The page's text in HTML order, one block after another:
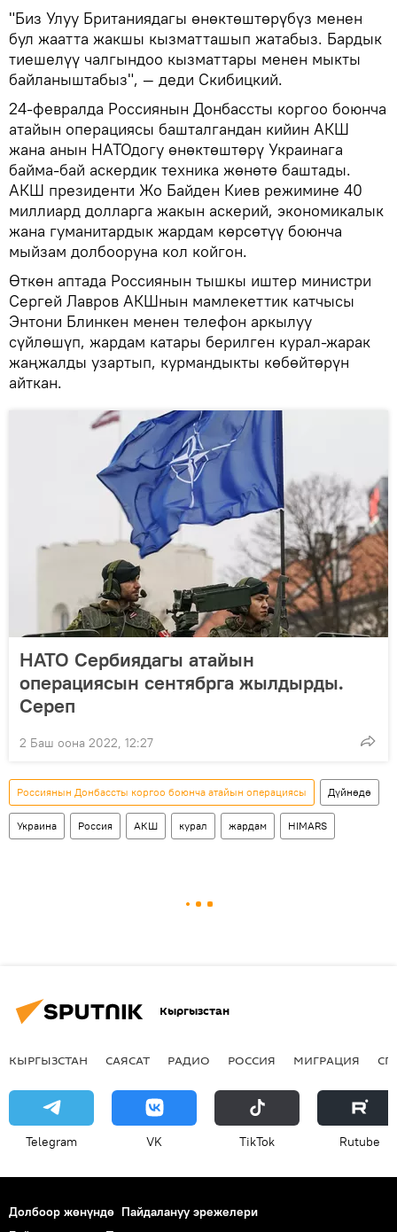
"Биз Улуу Британиядагы өнөктөштөрүбүз менен
бул жаатта жакшы кызматташып жатабыз. Бардык
тиешелүү чалгындоо кызматтары менен мыкты
байланыштабыз", — деди Скибицкий.
24-февралда Россиянын Донбассты коргоо боюнча
атайын операциясы башталгандан кийин АКШ
жана анын НАТОдогу өнөктөштөрү Украинага
байма-бай аскердик техника жөнөтө баштады.
АКШ президенти Жо Байден Киев режимине 40
миллиард долларга жакын аскерий, экономикалык
жана гуманитардык жардам көрсөтүү боюнча
мыйзам долбооруна кол койгон.
Өткөн аптада Россиянын тышкы иштер министри
Сергей Лавров АКШнын мамлекеттик катчысы
Энтони Блинкен менен телефон аркылуу
сүйлөшүп, жардам катары берилген курал-жарак
жаңжалды узартып, курмандыкты көбөйтөрүн
айткан.
НАТО Сербиядагы атайын
операциясын сентябрга жылдырды.
Сереп
2 Баш оона 2022, 12:27
Россиянын Донбассты коргоо боюнча атайын операциясы Дүйнөдө
Украина Россия АКШ курал жардам HIMARS
Кыргызстан
КЫРГЫЗСТАН САЯСАТ РАДИО РОССИЯ МИГРАЦИЯ
Telegram VK ТikТоk Rutube
Долбоор жөнүндө Пайдалануу эрежелери